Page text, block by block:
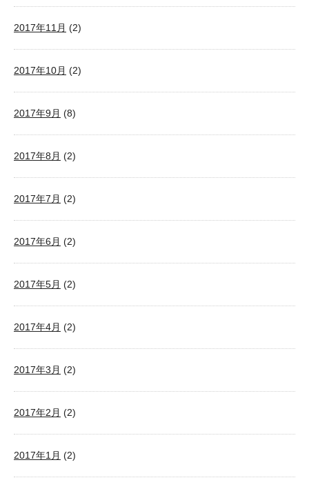
2017年11月 (2)
2017年10月 (2)
2017年9月 (8)
2017年8月 (2)
2017年7月 (2)
2017年6月 (2)
2017年5月 (2)
2017年4月 (2)
2017年3月 (2)
2017年2月 (2)
2017年1月 (2)